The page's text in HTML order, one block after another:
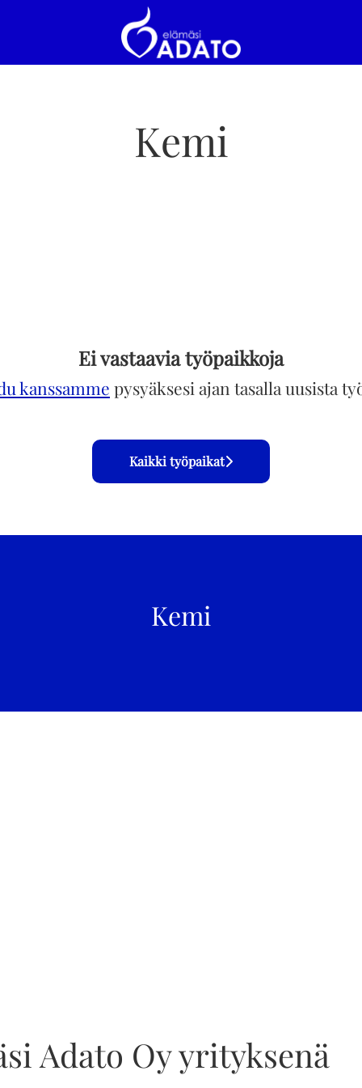
Kemi
Ei vastaavia työpaikkoja
kanssamme pysyäksesi ajan tasalla uusista
Kaikki työpaikat
Kemi
Adato Oy yrityksenä